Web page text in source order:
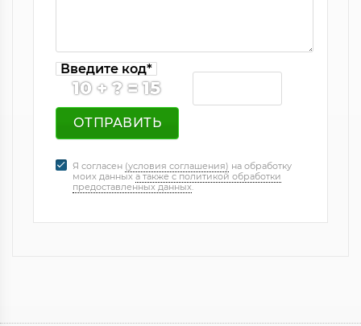
10 + ? = 15
Введите код*
Я согласен (условия соглашения) на обработку
моих данных а также с политикой обработки
предоставленных данных.